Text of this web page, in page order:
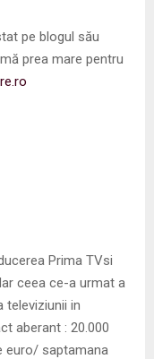
pe blogul său
prea mare pentru
Prima TVsi
ceea ce-a urmat a
televiziunii in
aberant : 20.000
euro/ saptamana